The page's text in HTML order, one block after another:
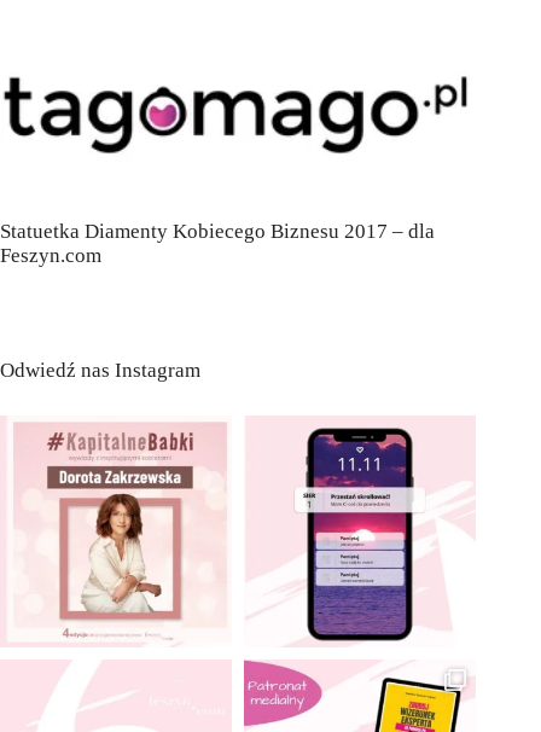
Statuetka Diamenty Kobiecego Biznesu 2017 – dla
Feszyn.com
Odwiedź nas Instagram